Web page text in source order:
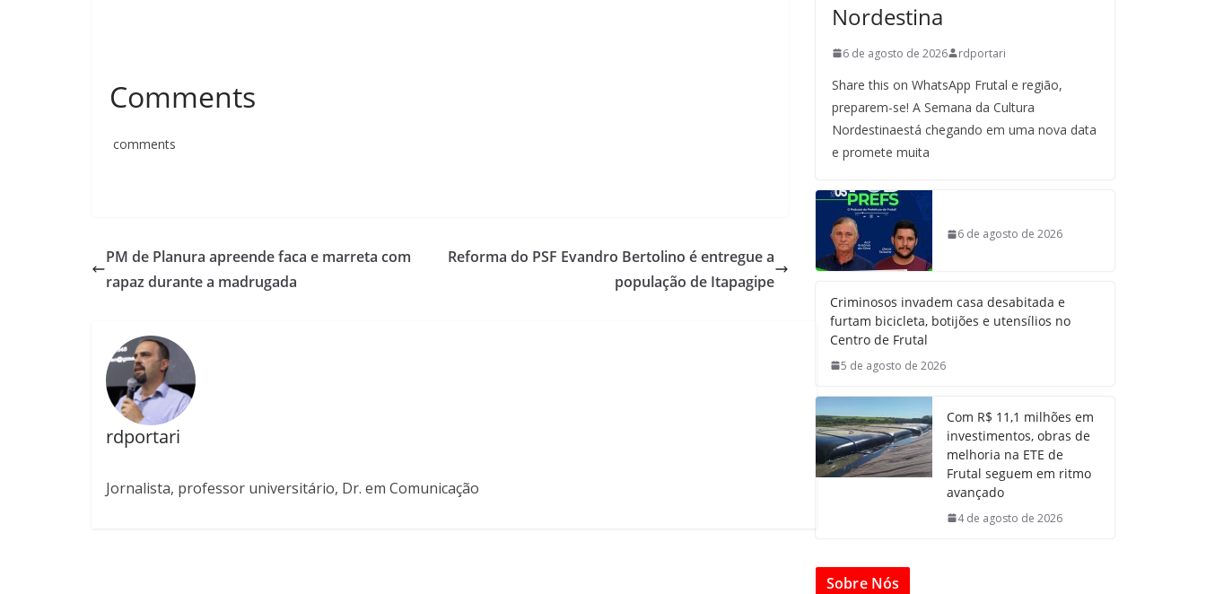
Comments
comments
PM de Planura apreende faca e marreta com
rapaz durante a madrugada
Reforma do PSF Evandro Bertolino é entregue a
população de Itapagipe
rdportari
Jornalista, professor universitário, Dr. em Comunicação
Nordestina
6 de agosto de 2026 rdportari
Share this on WhatsApp Frutal e região,
preparem-se! A Semana da Cultura
Nordestinaestá chegando em uma nova data
e promete muita
6 de agosto de 2026
Criminosos invadem casa desabitada e
furtam bicicleta, botijões e utensílios no
Centro de Frutal
5 de agosto de 2026
Com R$ 11,1 milhões em
investimentos, obras de
melhoria na ETE de
Frutal seguem em ritmo
avançado
4 de agosto de 2026
Sobre Nós